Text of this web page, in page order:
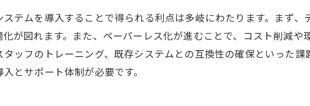
テムを導入することで得られる利点は多岐にわたります。まず、
が図れます。また、ペーパーレス化が進むことで、コスト削減
タッフのトレーニング、既存システムとの互換性の確保といった
とサポート体制が必要です。